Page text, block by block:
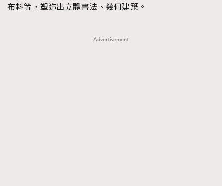
布料等，塑造出立體書法、幾何建築。
Advertisement